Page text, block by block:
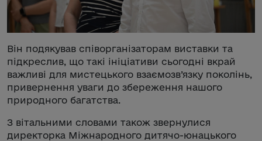
Він подякував співорганізаторам виставки та
підкреслив, що такі ініціативи сьогодні вкрай
важливі для мистецького взаємозв’язку поколінь,
привернення уваги до збереження нашого
природного багатства.
З вітальними словами також звернулися
директорка Міжнародного дитячо-юнацького